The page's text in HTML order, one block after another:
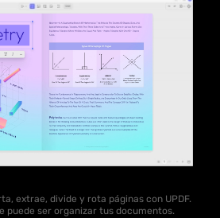
extrae, divide y rota páginas con UPDF.
puede ser organizar tus documentos.